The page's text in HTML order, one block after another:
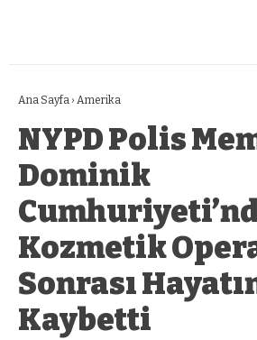
Ana Sayfa › Amerika
NYPD Polis
Dominik
Kozmetik
Sonrası
Kaybetti